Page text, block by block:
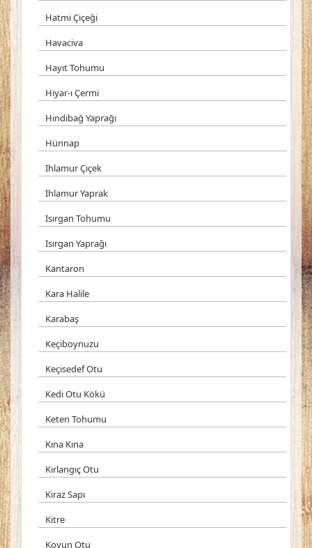
Hatmi Çiçeği
Havaciva
Hayıt Tohumu
Hıyar-ı Çermi
Hindibağ Yaprağı
Hünnap
Ihlamur Çiçek
Ihlamur Yaprak
Isırgan Tohumu
Isırgan Yaprağı
Kantaron
Kara Halile
Karabaş
Keçiboynuzu
Keçisedef Otu
Kedi Otu Kökü
Keten Tohumu
Kına Kına
Kırlangıç Otu
Kiraz Sapı
Kitre
Koyun Otu